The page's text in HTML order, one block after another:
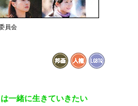
員会
一緒に生きていきたい